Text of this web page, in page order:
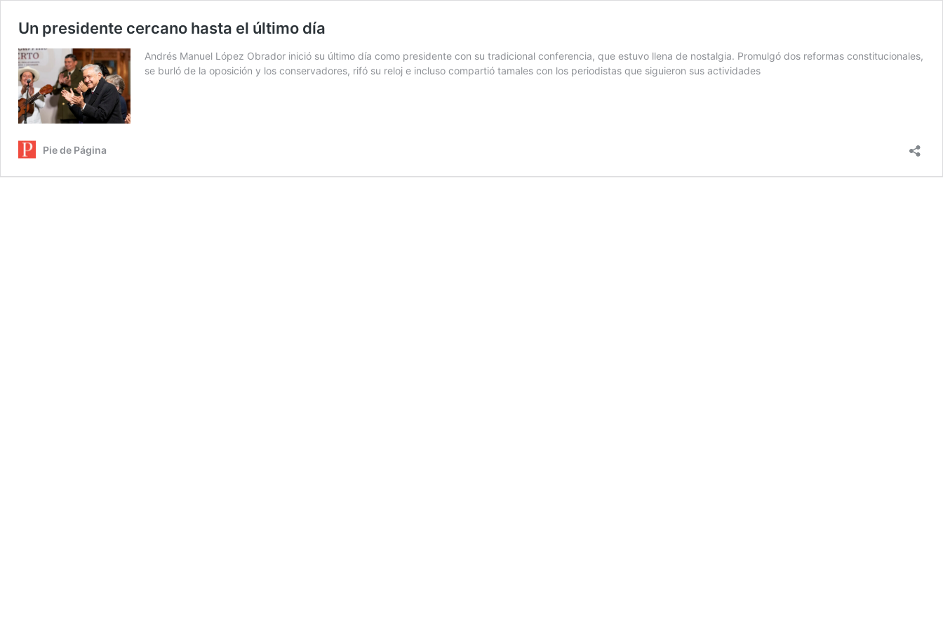
Un presidente cercano hasta el último día
Andrés Manuel López Obrador inició su último día como presidente con su tradicional conferencia, que estuvo llena de nostalgia. Promulgó dos reformas constitucionales,
se burló de la oposición y los conservadores, rifó su reloj e incluso compartió tamales con los periodistas que siguieron sus actividades
Pie de Página